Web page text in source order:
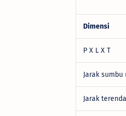
Dimensi
P X L X T
Jarak sumbu
Jarak